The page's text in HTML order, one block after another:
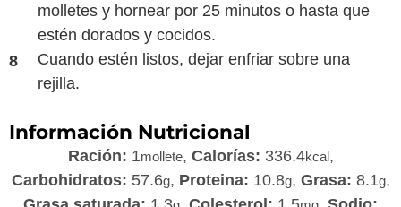
molletes y hornear por 25 minutos o hasta que
estén dorados y cocidos.
Cuando estén listos, dejar enfriar sobre una
rejilla.
Información Nutricional
Ración: 1mollete, Calorías: 336.4kcal,
Carbohidratos: 57.6g, Proteina: 10.8g, Grasa: 8.1g,